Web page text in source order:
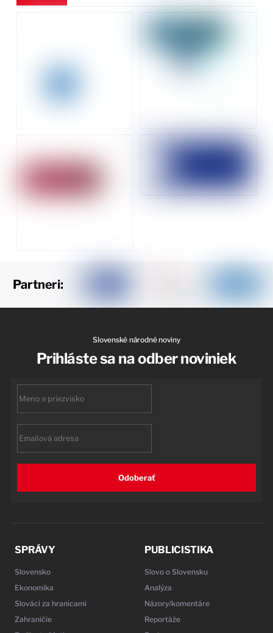
Partneri:
Slovenské národné noviny
Prihláste sa na odber noviniek
Odoberať
SPRÁVY
Slovensko
Ekonomika
Slováci za hranicami
Zahraničie
PUBLICISTIKA
Slovo o Slovensku
Analýza
Názory/komentáre
Reportáže